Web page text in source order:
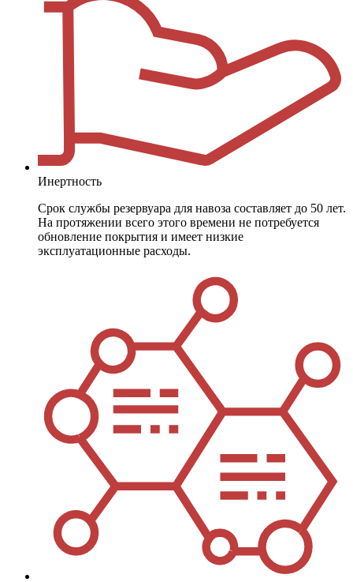
Инертность
Срок службы резервуара для навоза составляет до 50 лет.
На протяжении всего этого времени не потребуется
обновление покрытия и имеет низкие
эксплуатационные расходы.